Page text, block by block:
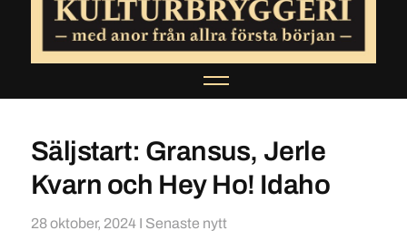
Säljstart: Gransus, Jerle
Kvarn och Hey Ho! Idaho
28 oktober, 2024 I Senaste nytt